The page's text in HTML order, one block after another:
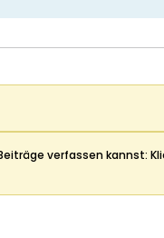
verfassen kannst: